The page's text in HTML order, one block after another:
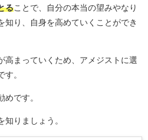
ることで、自分の本当の望みやなり
知り、自身を高めていくことができ
高まっていくため、アメジストに選
。
めです。
知りましょう。